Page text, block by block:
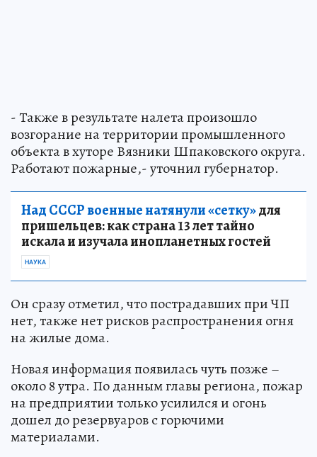
- Также в результате налета произошло
возгорание на территории промышленного
объекта в хуторе Вязники Шпаковского округа.
Работают пожарные,- уточнил губернатор.
Над СССР военные натянули «сетку»для
пришельцев: как страна 13 лет тайно
искала и изучала инопланетных гостей
НАУКА
Он сразу отметил, что пострадавших при ЧП
нет, также нет рисков распространения огня
на жилые дома.
Новая информация появилась чуть позже –
около 8 утра. По данным главы региона, пожар
на предприятии только усилился и огонь
дошел до резервуаров с горючими
материалами.